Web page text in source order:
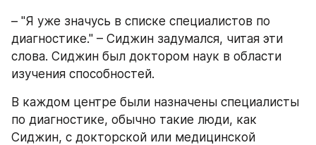
– "Я уже значусь в списке специалистов по
диагностике." – Сиджин задумался, читая эти
слова. Сиджин был доктором наук в области
изучения способностей.
В каждом центре были назначены специалисты
по диагностике, обычно такие люди, как
Сиджин, с докторской или медицинской